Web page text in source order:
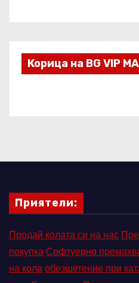
Корица на BG VIP
Приятели:
Продай колата си на нас
покупкаСофтуерно
на колаобезщетение при